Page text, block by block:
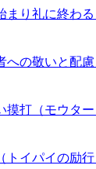
まり礼に終わ
への敬いと配
摸打（モウタ
トイパイの励